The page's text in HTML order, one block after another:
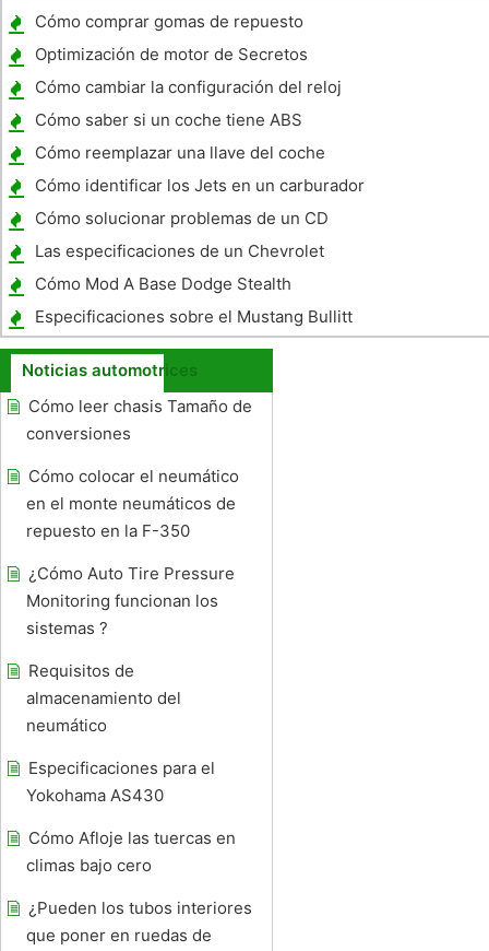
Cómo comprar gomas de repuesto
Optimización de motor de Secretos
Cómo cambiar la configuración del reloj
para un Honda Accord 2007
Cómo saber si un coche tiene ABS
Cómo reemplazar una llave del coche
Honda
Cómo identificar los Jets en un carburador
Kawasaki
Cómo solucionar problemas de un CD
Kenwood Receptor
Las especificaciones de un Chevrolet
Camaro RS 1996
Cómo Mod A Base Dodge Stealth
Especificaciones sobre el Mustang Bullitt
2002
Noticias automotrices
Cómo leer chasis Tamaño de
conversiones
Cómo colocar el neumático
en el monte neumáticos de
repuesto en la F-350
¿Cómo Auto Tire Pressure
Monitoring funcionan los
sistemas ?
Requisitos de
almacenamiento del
neumático
Especificaciones para el
Yokohama AS430
Cómo Afloje las tuercas en
climas bajo cero
¿Pueden los tubos interiores
que poner en ruedas de